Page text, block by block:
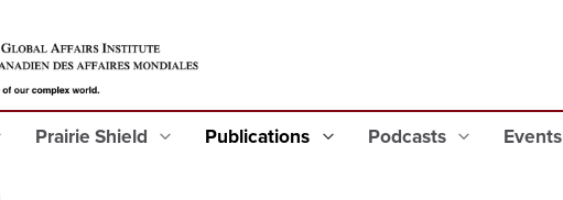
Prairie Shield Publications Podcasts Events